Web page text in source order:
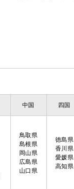
中国 四国
鳥取県
島根県
岡山県
広島県
山口県
徳島県
香川県
愛媛県
高知県